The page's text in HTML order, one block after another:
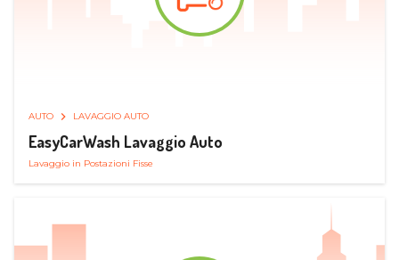
AUTO LAVAGGIO AUTO
EasyCarWash Lavaggio Auto
Lavaggio in Postazioni Fisse